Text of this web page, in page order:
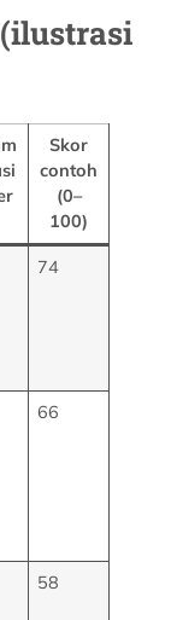
Skor
contoh
(0–
100)
74
66
58